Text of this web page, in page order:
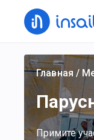
Главная /
Примите